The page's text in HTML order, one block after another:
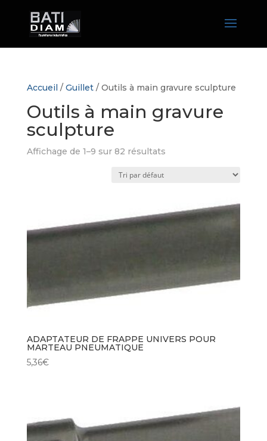
Accueil / Guillet/ Outils à main gravure sculpture
Outils à main gravure
sculpture
Affichage de 1–9 sur 82 résultats
ADAPTATEUR DE FRAPPE UNIVERS POUR
MARTEAU PNEUMATIQUE
5,36€